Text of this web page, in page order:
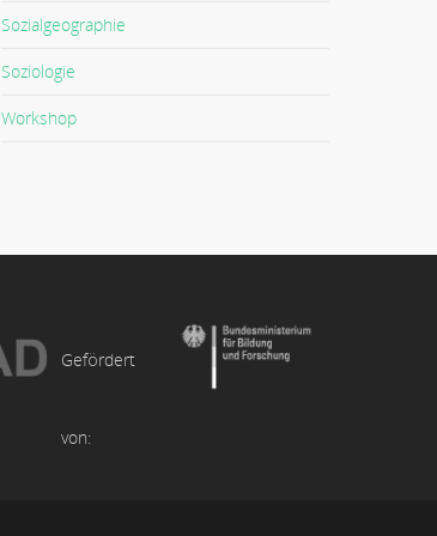
Sozialgeographie
Soziologie
Workshop
Gefördert
von: